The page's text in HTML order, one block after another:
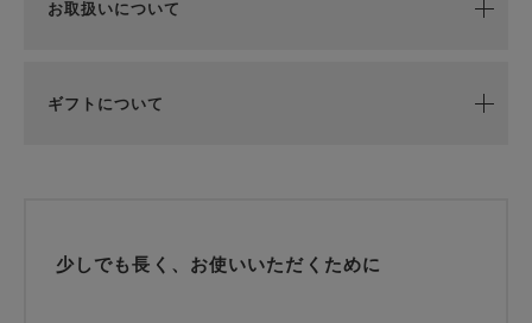
お取扱いについて
ギフトについて
少しでも長く、お使いいただくために